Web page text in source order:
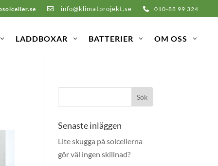
info@klimatprojekt.se 010-88 99 324
LADDBOXAR BATTERIER OM OSS
Senaste inläggen
Lite skugga på solcellerna
gör väl ingen skillnad?